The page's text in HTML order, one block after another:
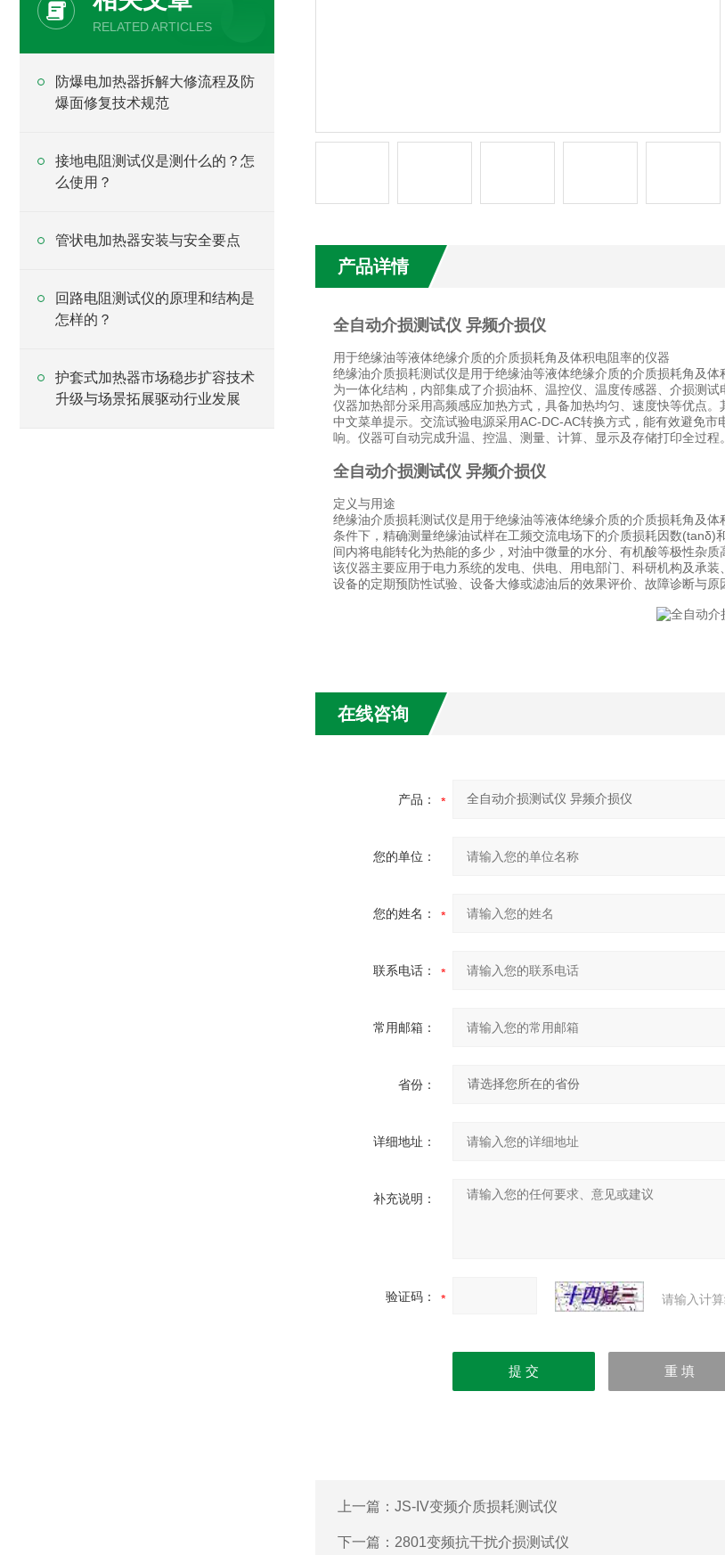
RELATED ARTICLES
防爆电加热器拆解大修流程及防
爆面修复技术规范
接地电阻测试仪是测什么的？怎
么使用？
管状电加热器安装与安全要点
回路电阻测试仪的原理和结构是
怎样的？
护套式加热器市场稳步扩容技术
升级与场景拓展驱动行业发展
产品详情
全自动介损测试仪 异频介损仪
用于绝缘油等液体绝缘介质的介质损耗角及体积电阻率的仪器
绝缘油介质损耗测试仪是用于绝缘油等液体绝缘介质的介质损耗角及
为一体化结构，内部集成了介损油杯、温控仪、温度传感器、介损测
仪器加热部分采用高频感应加热方式，具备加热均匀、速度快等优点
中文菜单提示。交流试验电源采用AC-DC-AC转换方式，能有效避免
响。仪器可自动完成升温、控温、测量、计算、显示及存储打印全过程。
全自动介损测试仪 异频介损仪
定义与用途
绝缘油介质损耗测试仪是用于绝缘油等液体绝缘介质的介质损耗角及
条件下，精确测量绝缘油试样在工频交流电场下的介质损耗因数
间内将电能转化为热能的多少，对油中微量的水分、有机酸等极性杂
该仪器主要应用于电力系统的发电、供电、用电部门、科研机构及承
设备的定期预防性试验、设备大修或滤油后的效果评价、故障诊断与原
在线咨询
产品：
您的单位：
您的姓名：
联系电话：
常用邮箱：
省份：
详细地址：
补充说明：
验证码： 请输入计
上一篇： JS-IV变频介质损耗测试仪
下一篇： 2801变频抗干扰介损测试仪